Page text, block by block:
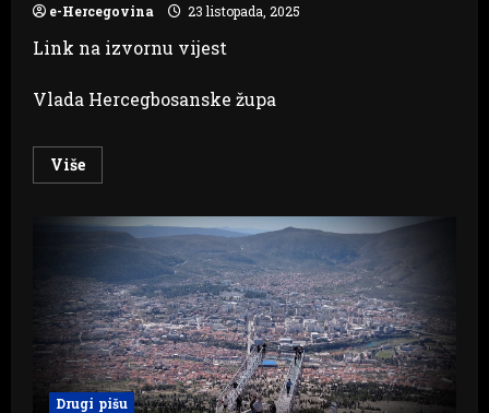
e-Hercegovina 23 listopada, 2025
Link na izvornu vijest
Vlada Hercegbosanske župa
VišeRead
more
HBŽ:
branitelje
milijuna
KM,
za
Air
Tractor
150.000
KM
Drugi pišu